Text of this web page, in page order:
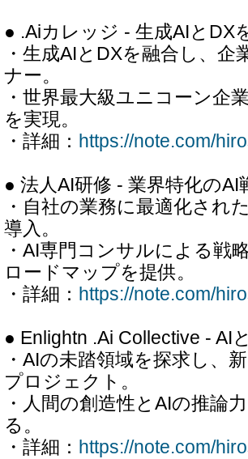
● .Aiカレッジ - 生成AIとDX
・生成AIとDXを融合し、
ナー。
・世界最大級ユニコーン企
を実現。
・詳細： https://note.com/
● 法人AI研修 - 業界特化の
・自社の業務に最適化され
導入。
・AI専門コンサルによる戦
ロードマップを提供。
・詳細： https://note.com/
● Enlightn .Ai Collective - AI
・AIの未踏領域を探求し、
プロジェクト。
・人間の創造性とAIの推論
る。
・詳細： https://note.com/